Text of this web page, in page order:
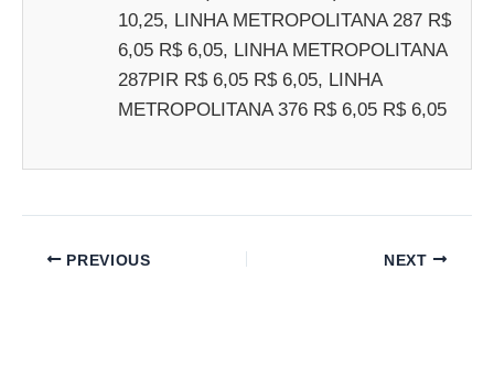
10,25, LINHA METROPOLITANA 287 R$
6,05 R$ 6,05, LINHA METROPOLITANA
287PIR R$ 6,05 R$ 6,05, LINHA
METROPOLITANA 376 R$ 6,05 R$ 6,05
PREVIOUS NEXT